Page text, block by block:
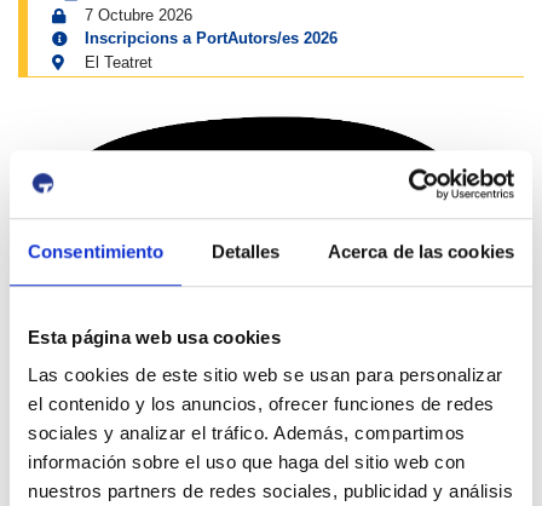
Consentimiento Detalles Acerca de las cookies
Esta página web usa cookies
Las cookies de este sitio web se usan para personalizar
el contenido y los anuncios, ofrecer funciones de redes
sociales y analizar el tráfico. Además, compartimos
información sobre el uso que haga del sitio web con
nuestros partners de redes sociales, publicidad y análisis
7 Octubre 2026
Inscripcions a PortAutors/es 2026
El Teatret
Canales sociales de 'Moll de Costa'